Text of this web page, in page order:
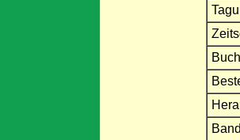
Buch
Band